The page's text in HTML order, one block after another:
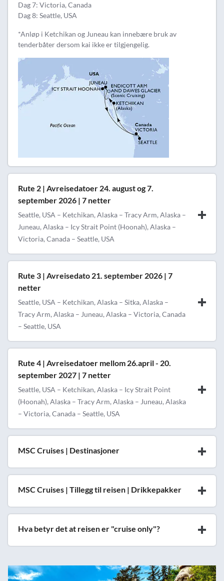
Dag 7: Victoria, Canada
Dag 8: Seattle, USA
*Anløp i Ketchikan og Juneau kan innebære bruk av
tenderbåter dersom kai ikke er tilgjengelig.
Rute 2 | Avreisedatoer 24. august og 7.
september 2026 | 7 netter
Seattle, USA – Ketchikan, Alaska – Tracy Arm, Alaska –
Juneau, Alaska – Icy Strait Point (Hoonah), Alaska –
Victoria, Canada – Seattle, USA
Rute 3 | Avreisedato 21. september 2026 | 7
netter
Seattle, USA – Ketchikan, Alaska – Sitka, Alaska –
Tracy Arm, Alaska – Juneau, Alaska – Victoria, Canada
– Seattle, USA
Rute 4 | Avreisedatoer mellom 26.april - 20.
september 2027 | 7 netter
Seattle, USA – Ketchikan, Alaska – Icy Strait Point
(Hoonah), Alaska – Tracy Arm, Alaska – Juneau, Alaska
– Victoria, Canada – Seattle, USA
MSC Cruises | Destinasjoner
MSC Cruises | Tillegg til reisen | Drikkepakker
Hva betyr det at reisen er "cruise only"?